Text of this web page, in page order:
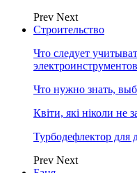
Prev Next
Строительство
Что следует
Что нужно знать,
Квіти, які ніколи не
Турбодефлектор для
Prev Next